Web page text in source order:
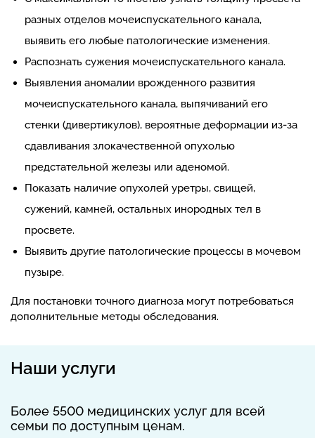
разных отделов мочеиспускательного канала,
выявить его любые патологические изменения.
Распознать сужения мочеиспускательного канала.
Выявления аномалии врожденного развития
мочеиспускательного канала, выпячиваний его
стенки (дивертикулов), вероятные деформации из-за
сдавливания злокачественной опухолью
предстательной железы или аденомой.
Показать наличие опухолей уретры, свищей,
сужений, камней, остальных инородных тел в
просвете.
Выявить другие патологические процессы в мочевом
пузыре.
Для постановки точного диагноза могут потребоваться
дополнительные методы обследования.
Наши услуги
Более 5500 медицинских услуг для всей
семьи по доступным ценам.